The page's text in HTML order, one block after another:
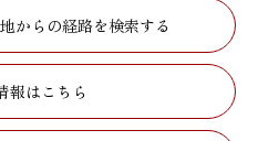
からの経路を検索する
報はこちら